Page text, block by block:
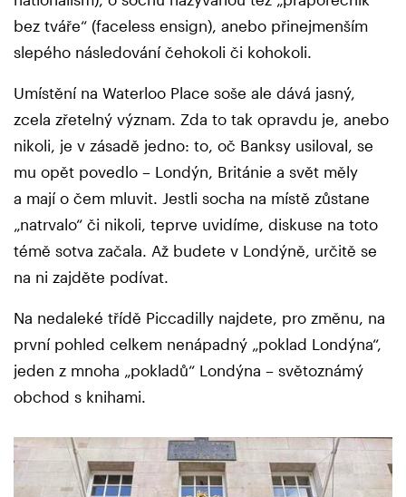
bez tváře“ (faceless ensign), anebo přinejmenším
slepého následování čehokoli či kohokoli.
Umístění na Waterloo Place soše ale dává jasný,
zcela zřetelný význam. Zda to tak opravdu je, anebo
nikoli, je v zásadě jedno: to, oč Banksy usiloval, se
mu opět povedlo – Londýn, Británie a svět měly
a mají o čem mluvit. Jestli socha na místě zůstane
„natrvalo“ či nikoli, teprve uvidíme, diskuse na toto
témě sotva začala. Až budete v Londýně, určitě se
na ni zajděte podívat.
Na nedaleké třídě Piccadilly najdete, pro změnu, na
první pohled celkem nenápadný „poklad Londýna“,
jeden z mnoha „pokladů“ Londýna – světoznámý
obchod s knihami.